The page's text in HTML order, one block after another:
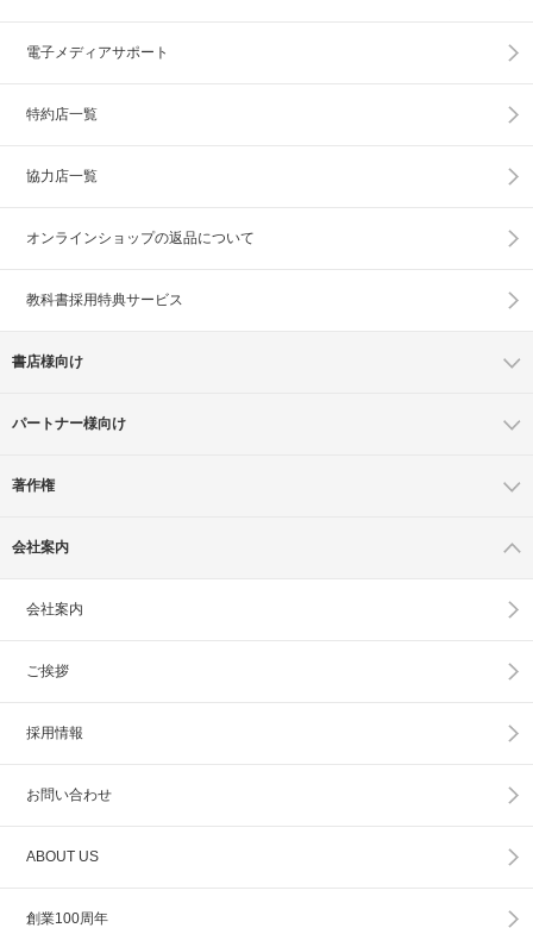
電子メディアサポート
特約店一覧
協力店一覧
オンラインショップの返品について
教科書採用特典サービス
書店様向け
パートナー様向け
著作権
会社案内
会社案内
ご挨拶
採用情報
お問い合わせ
ABOUT US
創業100周年